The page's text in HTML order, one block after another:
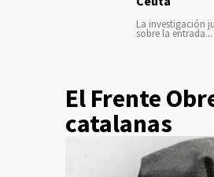
La investigación
sobre la entrada...
El Frente
catalanas